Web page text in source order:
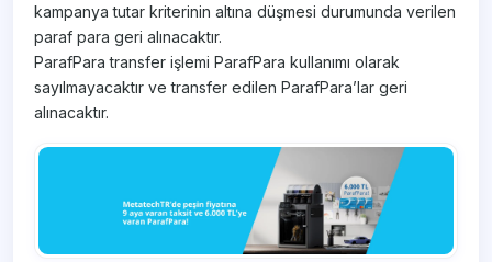
kampanya tutar kriterinin altına düşmesi durumunda verilen
paraf para geri alınacaktır.
ParafPara transfer işlemi ParafPara kullanımı olarak
sayılmayacaktır ve transfer edilen ParafPara’lar geri
alınacaktır.